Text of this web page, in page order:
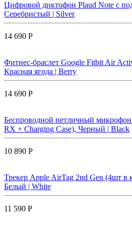
Цифровой диктофон Plaud Note с
Серебристый | Silver
14 690 Р
Фитнес-браслет Google Fitbit Air
Красная ягода | Berry
14 690 Р
Беспроводной петличный
RX + Charging Case), Черный | Black
10 890 Р
Трекер Apple AirTag 2nd Gen (4шт
Белый | White
11 590 Р